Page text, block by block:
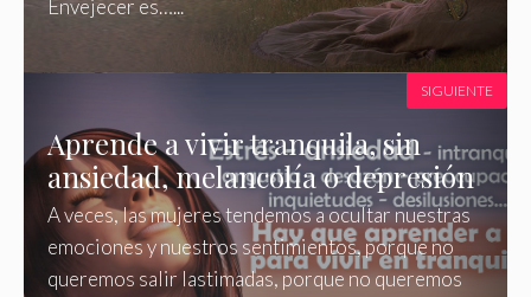
Envejecer es…...
Aprende a vivir tranquila, sin
ansiedad, melancolía o depresión
A veces, las mujeres tendemos a ocultar nuestras
emociones y nuestros sentimientos, porque no
queremos salir lastimadas, porque no queremos
SIGUIENTE